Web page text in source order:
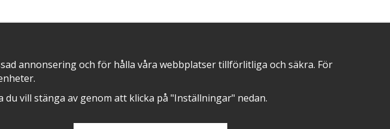
annonsering och för hålla våra webbplatser tillförlitliga och säkra. För
vill stänga av genom att klicka på "Inställningar" nedan.